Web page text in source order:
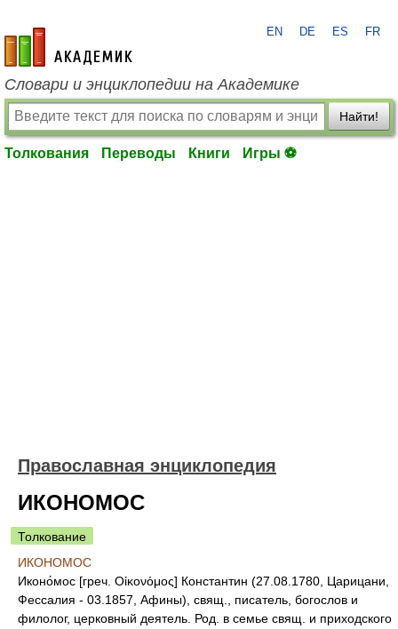
academic.ru
EN DE ES FR
Словари и энциклопедии на Академике
Найти!
Толкования Переводы Книги Игры ⚽
Православная энциклопедия
ИКОНОМОС
Толкование
ИКОНОМОС
Иконо́мос [греч. Οἰκονόμος] Константин (27.08.1780, Царицани,
Фессалия - 03.1857, Афины), свящ., писатель, богослов и
филолог, церковный деятель. Род. в семье свящ. и приходского